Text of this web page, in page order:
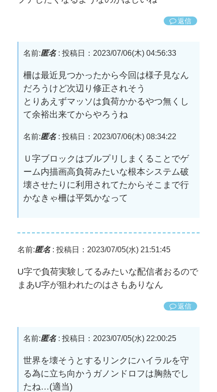
返信
名前:匿名: 投稿日：2023/07/06(木) 04:56:33
柵は最近見つかったから今回は様子見なん
だろうけど次辺り修正されそう
とりあえずマッソは負荷かかるやつ無くし
て余裕出来てからやろうね
名前:匿名: 投稿日：2023/07/06(木) 08:34:22
Ｕ字ブロックはブルプリしまくることでゲ
ーム内描画高負荷みたいな根本システム破
壊させたりに利用されてたからそこまで行
かなきゃ柵は平気かなって
名前:匿名: 投稿日：2023/07/05(水) 21:51:45
U字で負荷実験してるみたいな配信者おるので
まあU字が狙われたのはさもありなん
返信
名前:匿名: 投稿日：2023/07/05(水) 22:00:25
世界を壊そうとするリンクにハイラルを守
る為に立ち向かうガノンドロフは胸熱でし
たね…(適当)